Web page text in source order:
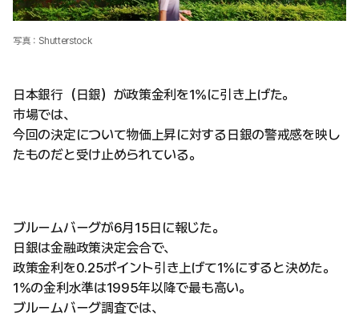
写真：Shutterstock
日本銀行（日銀）が政策金利を1%に引き上げた。
市場では、
今回の決定について物価上昇に対する日銀の警戒感を映し
たものだと受け止められている。
ブルームバーグが6月15日に報じた。
日銀は金融政策決定会合で、
政策金利を0.25ポイント引き上げて1%にすると決めた。
1%の金利水準は1995年以降で最も高い。
ブルームバーグ調査では、